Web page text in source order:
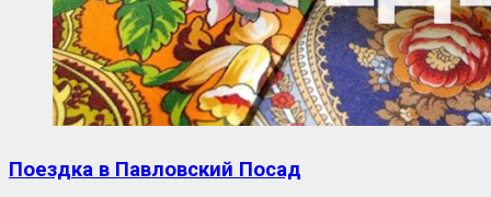
Поездка в Павловский Посад